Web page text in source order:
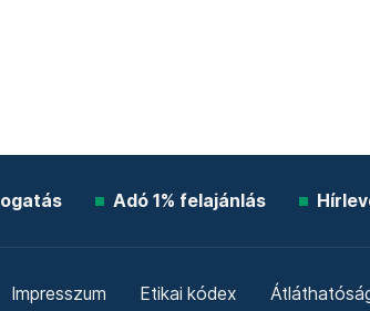
Adó 1% felajánlás
Impresszum Etikai kódex